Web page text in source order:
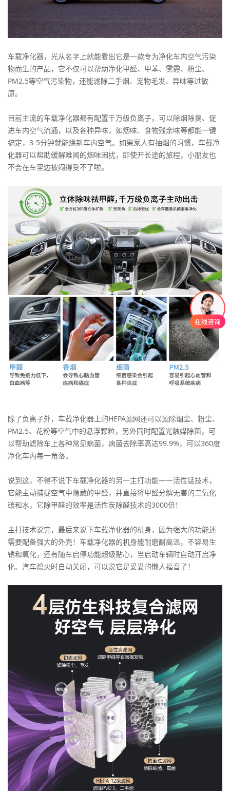
车载净化器，光从名字上就能看出它是一款专为净化车内空气污染
物而生的产品，它不仅可以帮助净化甲醛、甲苯、雾霾、粉尘、
PM2.5等空气污染物，还能滤除二手烟、宠物毛发、异味等过敏
原。
目前主流的车载净化器都有配置千万级负离子，可以除烟除臭、促
进车内空气流通，以及各种异味，如烟味、食物残余味等都能一键
搞定，3-5分钟就能焕新车内空气。如果家人有抽烟的习惯，车载净
化器可以帮助缓解难闻的烟味困扰，即使开长途的旅程，小朋友也
不会在车里边被闷得受不了啦。
除了负离子外，车载净化器上的HEPA滤网还可以滤除烟尘、粉尘、
PM2.5、花粉等空气中的悬浮颗粒，另外同时配置光触媒除菌，可
以帮助滤除车上各种常见病菌，病菌去除率高达99.9%，可以360度
净化车内每一角落。
说到这，不得不说下车载净化器的另一主打功能——活性锰技术，
它能主动捕捉空气中隐藏的甲醛，并直接将甲醛分解无害的二氧化
碳和水，它除甲醛的效率是活性炭除醛技术的3000倍！
主打技术说完，最后来说下车载净化器的机身，因为强大的功能还
需要配备强大的外壳！车载净化器的机身能耐磨耐高温，不容易生
锈和氧化，还有随车启停功能超级贴心，当启动车辆时自动开启净
化、汽车熄火时自动关闭，可以说它是妥妥的懒人福音了！